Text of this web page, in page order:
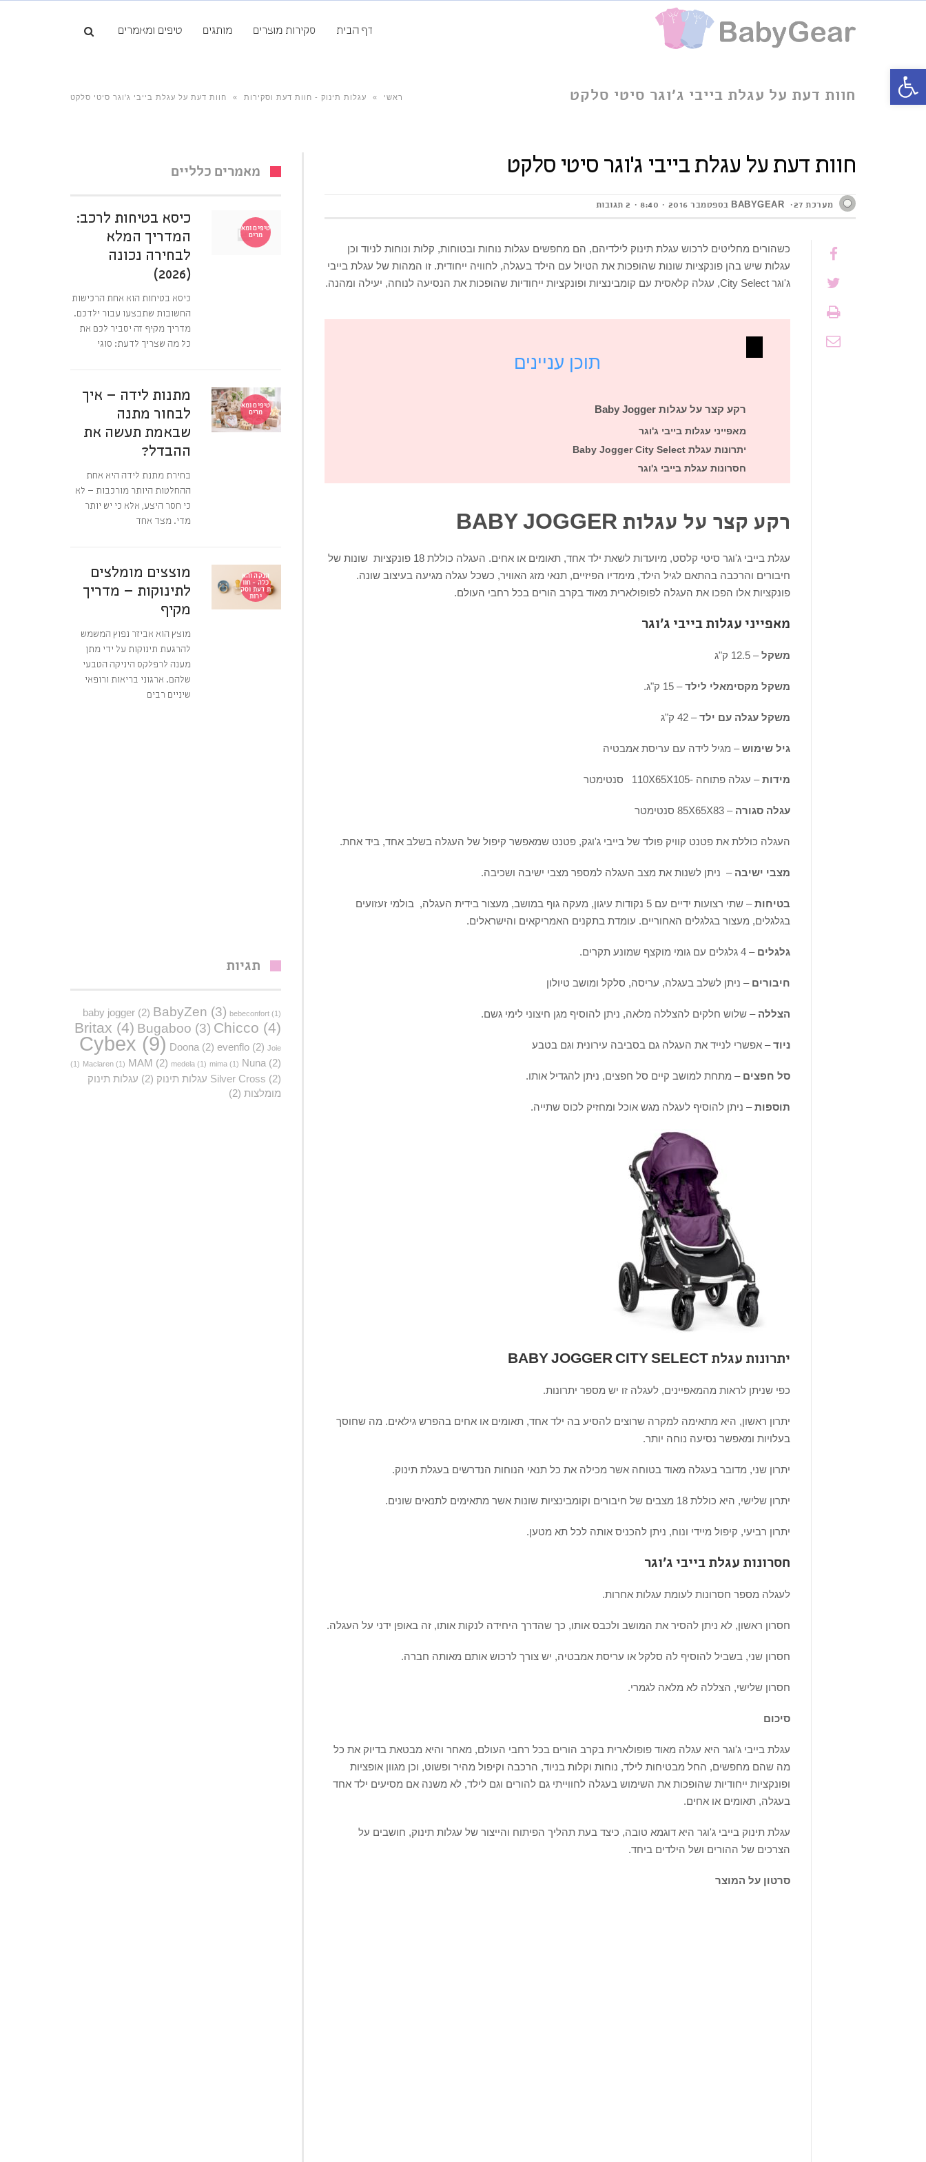
דף הבית סקירות מוצרים מותגים טיפים ומאמרים
חוות דעת על עגלת בייבי ג'וגר סיטי סלקט ראשי » עגלות תינוק - חוות דעת וסקירות » חוות דעת על עגלת בייבי ג'וגר סיטי סלקט
חוות דעת על עגלת בייבי ג'וגר סיטי סלקט
מערכת BABYGEAR 27 בספטמבר 2016 8:40 2 תגובות
כשהורים מחליטים לרכוש עגלת תינוק לילדיהם, הם מחפשים עגלות נוחות ובטוחות, קלות ונוחות לניוד וכן
עגלות שיש בהן פונקציות שונות שהופכות את הטיול עם הילד בעגלה, לחוויה ייחודית. זו המהות של עגלת בייבי
ג'וגר City Select, עגלה קלאסית עם קומבינציות ופונקציות ייחודיות שהופכות את הנסיעה לנוחה, יעילה ומהנה.
תוכן עניינים
רקע קצר על עגלות Baby Jogger
מאפייני עגלות בייבי ג'וגר
יתרונות עגלת Baby Jogger City Select
חסרונות עגלת בייבי ג'וגר
רקע קצר על עגלות BABY JOGGER
עגלת בייבי ג'וגר סיטי קלסט, מיועדות לשאת ילד אחד, תאומים או אחים. העגלה כוללת 18 פונקציות שונות של
חיבורים והרכבה בהתאם לגיל הילד, מימדיו הפיזיים, תנאי מזג האוויר, כשכל עגלה מגיעה בעיצוב שונה.
פונקציות אלו הפכו את העגלה לפופולארית מאוד בקרב הורים בכל רחבי העולם.
מאפייני עגלות בייבי ג'וגר
משקל– 12.5 ק"ג
משקל מקסימאלי לילד– 15 ק"ג.
משקל עגלה עם ילד– 42 ק"ג
גיל שימוש– מגיל לידה עם עריסת אמבטיה
מידות– עגלה פתוחה -110X65X105 סנטימטר
עגלה סגורה – 85X65X83 סנטימטר
העגלה כוללת את פטנט קוויק פולד של בייבי ג'וגק, פטנט שמאפשר קיפול של העגלה בשלב אחד, ביד אחת.
מצבי ישיבה – ניתן לשנות את מצב העגלה למספר מצבי ישיבה ושכיבה.
בטיחות
– שתי רצועות ידיים עם 5 נקודות עיגון, מעקה גוף במושב, מעצור בידית העגלה, בולמי זעזועים
בגלגלים, מעצור בגלגלים האחוריים. עומדת בתקנים האמריקאים והישראלים.
גלגלים – 4 גלגלים עם גומי מוקצף שמונע תקרים.
חיבורים – ניתן לשלב בעגלה, עריסה, סלקל ומושב טיולון
הצללה – שלוש חלקים להצללה מלאה, ניתן להוסיף מגן חיצוני לימי גשם.
ניוד– אפשרי לנייד את העגלה גם בסביבה עירונית וגם בטבע
סל חפצים – מתחת למושב קיים סל חפצים, ניתן להגדיל אותו.
תוספות– ניתן להוסיף לעגלה מגש אוכל ומחזיק לכוס שתייה.
יתרונות עגלת BABY JOGGER CITY SELECT
כפי שניתן לראות מהמאפיינים, לעגלה זו יש מספר יתרונות.
יתרון ראשון, היא מתאימה למקרה שרוצים להסיע בה ילד אחד, תאומים או אחים בהפרש גילאים. מה שחוסך
בעלויות ומאפשר נסיעה נוחה יותר.
יתרון שני, מדובר בעגלה מאוד בטוחה אשר מכילה את כל תנאי הנוחות הנדרשים בעגלת תינוק.
יתרון שלישי, היא כוללת 18 מצבים של חיבורים וקומבינציות שונות אשר מתאימים לתנאים שונים.
יתרון רביעי, קיפול מיידי ונוח, ניתן להכניס אותה לכל תא מטען.
חסרונות עגלת בייבי ג'וגר
לעגלה מספר חסרונות לעומת עגלות אחרות.
חסרון ראשון, לא ניתן להסיר את המושב ולכבס אותו, כך שהדרך היחידה לנקות אותו, זה באופן ידני על העגלה.
חסרון שני, בשביל להוסיף לה סלקל או עריסת אמבטיה, יש צורך לרכוש אותם מאותה חברה.
חסרון שלישי, הצללה לא מלאה לגמרי.
סיכום
עגלת בייבי ג'וגר היא עגלה מאוד פופולארית בקרב הורים בכל רחבי העולם, מאחר והיא מבטאת בדיוק את כל
מה שהם מחפשים, החל מבטיחות לילד, נוחות וקלות בניוד, הרכבה וקיפול מהיר ופשוט, וכן מגוון אופציות
ופונקציות ייחודיות שהופכות את השימוש בעגלה לחווייתי גם להורים וגם לילד, לא משנה אם מסיעים ילד אחד
בעגלה, תאומים או אחים.
עגלת תינוק בייבי ג'וגר היא דוגמא טובה, כיצד בעת תהליך הפיתוח והייצור של עגלות תינוק, חושבים על
הצרכים של ההורים ושל הילדים ביחד.
סרטון על המוצר
מאמרים כלליים
טיפים ומא
מרים
כיסא בטיחות לרכב:
המדריך המלא
לבחירה נכונה
(2026)
כיסא בטיחות הוא אחת הרכישות
החשובות שתבצעו עבור ילדכם.
מדריך מקיף זה יסביר לכם את
כל מה שצריך לדעת: סוגי
טיפים ומא
מרים
מתנות לידה – איך
לבחור מתנה
שבאמת תעשה את
ההבדל?
בחירת מתנת לידה היא אחת
ההחלטות היותר מורכבות – לא
כי חסר היצע, אלא כי יש יותר
מדי. מצד אחד
הנקה והא
כלה - חוו
ת דעת וסק
ירות
מוצצים מומלצים
לתינוקות – מדריך
מקיף
מוצץ הוא אביזר נפוץ המשמש
להרגעת תינוקות על ידי מתן
מענה לרפלקס היניקה הטבעי
שלהם. ארגוני בריאות ורופאי
שיניים רבים
תגיות
baby jogger (2) BabyZen (3) bebeconfort (1)
Britax (4) Bugaboo (3) Chicco (4)
Cybex (9) Doona (2) evenflo (2) Joie
(1) Maclaren (1) MAM (2) medela (1) mima (1) Nuna (2)
Silver Cross (2) עגלות תינוק (2)
עגלות תינוק
מומלצות (2)
פתח סרגל נגישות